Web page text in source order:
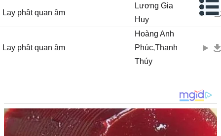
Lạy phật quan âm
Lương Gia
Huy
Lạy phật quan âm
Hoàng Anh
Phúc,Thanh
Thúy